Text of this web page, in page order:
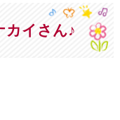
カイさん♪